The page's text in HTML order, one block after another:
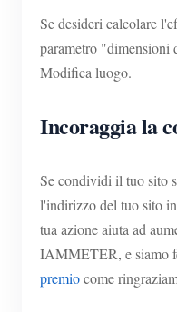
Se desideri calcolare
parametro "dimensioni
Modifica luogo.
Incoraggia la
Se condividi il tuo sito
l'indirizzo del tuo sito
tua azione aiuta ad
IAMMETER, e siamo
premiocome